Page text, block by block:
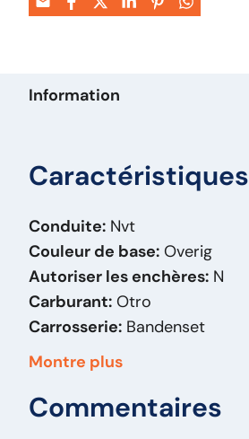
Information
Caractéristiques
Conduite: Nvt
Couleur de base: Overig
Autoriser les enchères: N
Carburant: Otro
Carrosserie: Bandenset
Masse (kg):
Marque:Bergougnan
Modèle original:300 -15
Montre plus
Commentaires